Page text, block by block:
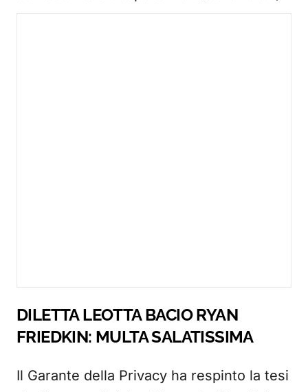
DILETTA LEOTTA BACIO RYAN
FRIEDKIN: MULTA SALATISSIMA
Il Garante della Privacy ha respinto la tesi